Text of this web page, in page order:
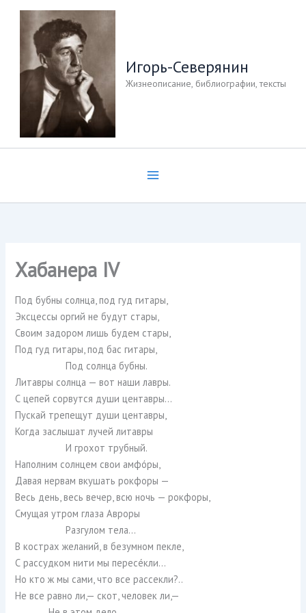
Перейти
содержимому
Игорь-Северянин
Жизнеописание, библиографии, тексты
Хабанера IV
Под бубны солнца, под гуд гитары,
Эксцессы оргий не будут стары,
Своим задором лишь будем стары,
Под гуд гитары, под бас гитары,
Под солнца бубны.
Литавры солнца — вот наши лавры.
С цепей сорвутся души центавры…
Пускай трепещут души центавры,
Когда заслышат лучей литавры
И грохот трубный.
Наполним солнцем свои амфóры,
Давая нервам вкушать рокфоры —
Весь день, весь вечер, всю ночь — рокфоры,
Смущая утром глаза Авроры
Разгулом тела…
В кострах желаний, в безумном пекле,
С рассудком нити мы пересéкли…
Но кто ж мы сами, что все рассекли?..
Не все равно ли,— скот, человек ли,—